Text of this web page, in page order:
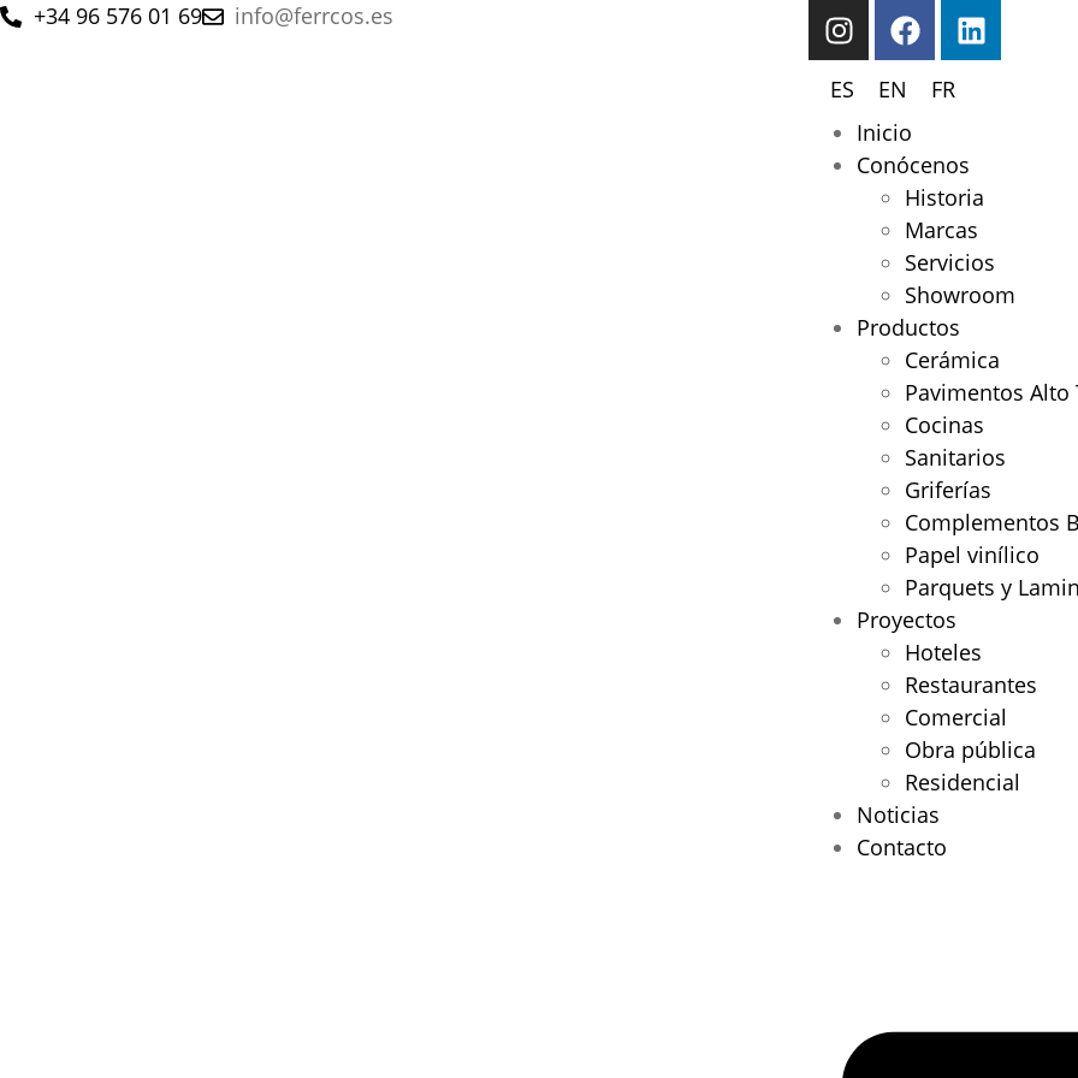
+34 96 576 01 69 info@ferrcos.es
ES EN
FR
Inicio
Conócenos
Historia
Marcas
Servicios
Showroom
Productos
Cerámica
Pavimentos Alto
Cocinas
Sanitarios
Griferías
Complementos
Papel vinílico
Parquets y
Proyectos
Hoteles
Restaurantes
Comercial
Obra pública
Residencial
Noticias
Contacto